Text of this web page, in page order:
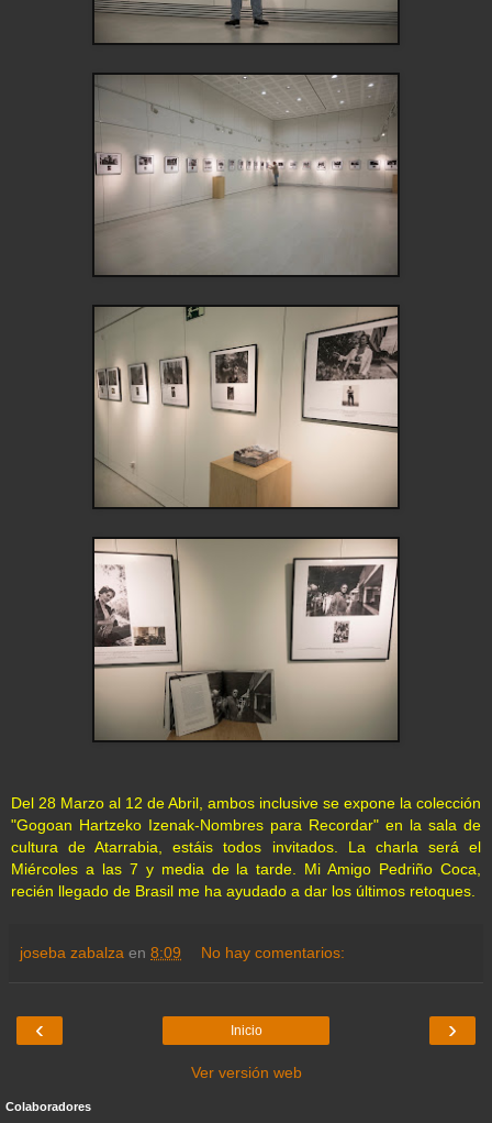
Del 28 Marzo al 12 de Abril, ambos inclusive se expone la colección
"Gogoan Hartzeko Izenak-Nombres para Recordar" en la sala de
cultura de Atarrabia, estáis todos invitados. La charla será el
Miércoles a las 7 y media de la tarde. Mi Amigo Pedriño Coca,
recién llegado de Brasil me ha ayudado a dar los últimos retoques.
joseba zabalza en 8:09 No hay comentarios:
‹ ›
Inicio
Ver versión web
Colaboradores